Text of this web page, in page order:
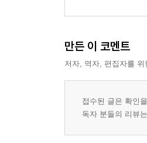
만든 이 코멘트
저자, 역자, 편집자를
접수된 글은 확인
독자 분들의 리뷰